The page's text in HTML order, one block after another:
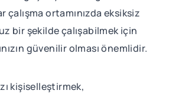
ortamınızda eksiksiz
bir şekilde çalışabilmek için
güvenilir olması önemlidir.
kişiselleştirmek,